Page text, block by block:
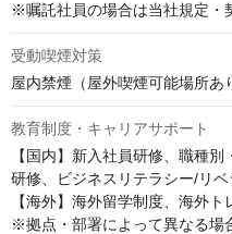
※嘱託社員の場合は当社規定・
受動喫煙対策
屋内禁煙（屋外喫煙可能場所あ
教育制度・キャリアサポート
【国内】新入社員研修、職種
研修、ビジネスリテラシー/リ
【海外】海外留学制度、海外
※拠点・部署によって異なる場